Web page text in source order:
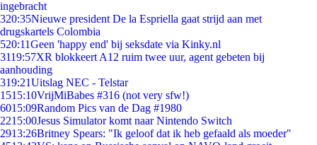
ingebracht
320:35Nieuwe president De la Espriella gaat strijd aan met
drugskartels Colombia
520:11Geen 'happy end' bij seksdate via Kinky.nl
3119:57XR blokkeert A12 ruim twee uur, agent gebeten bij
aanhouding
319:21Uitslag NEC - Telstar
1515:10VrijMiBabes #316 (not very sfw!)
6015:09Random Pics van de Dag #1980
2215:00Jesus Simulator komt naar Nintendo Switch
2913:26Britney Spears: "Ik geloof dat ik heb gefaald als moeder"